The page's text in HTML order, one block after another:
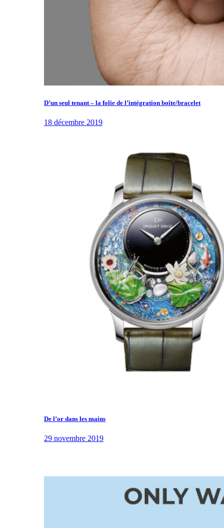
D’un seul tenant – la folie de l’intégration boîte/bracelet
18 décembre 2019
De l’or dans les mains
29 novembre 2019